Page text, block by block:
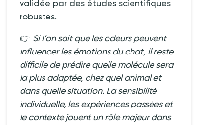
validée par des études scientifiques
robustes.
👉 Si l’on sait que les odeurs peuvent
influencer les émotions du chat, il reste
difficile de prédire quelle molécule sera
la plus adaptée, chez quel animal et
dans quelle situation. La sensibilité
individuelle, les expériences passées et
le contexte jouent un rôle majeur dans